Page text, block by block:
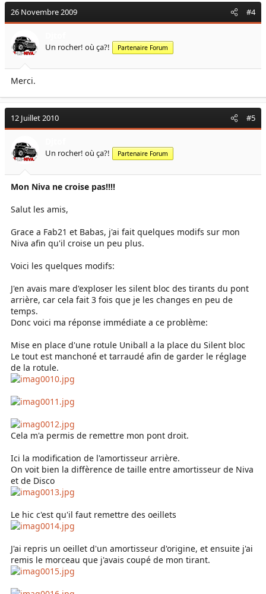
26 Novembre 2009 #4
Un rocher! où ça?! Partenaire Forum
Merci.
12 Juillet 2010 #5
Un rocher! où ça?! Partenaire Forum
Mon Niva ne croise pas!!!!
Salut les amis,
Grace a Fab21 et Babas, j'ai fait quelques modifs sur mon
Niva afin qu'il croise un peu plus.
Voici les quelques modifs:
J'en avais mare d'exploser les silent bloc des tirants du pont
arrière, car cela fait 3 fois que je les changes en peu de
temps.
Donc voici ma réponse immédiate a ce problème:
Mise en place d'une rotule Uniball a la place du Silent bloc
Le tout est manchoné et tarraudé afin de garder le réglage
de la rotule.
Cela m'a permis de remettre mon pont droit.
Ici la modification de l'amortisseur arrière.
On voit bien la diffèrence de taille entre amortisseur de Niva
et de Disco
Le hic c'est qu'il faut remettre des oeillets
J'ai repris un oeillet d'un amortisseur d'origine, et ensuite j'ai
remis le morceau que j'avais coupé de mon tirant.